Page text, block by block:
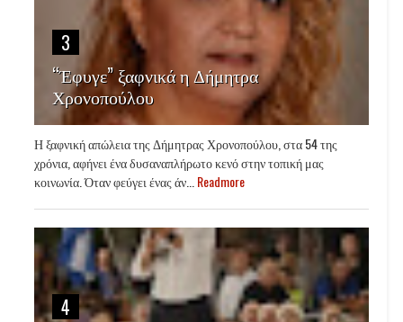
3
“Έφυγε” ξαφνικά η Δήμητρα
Χρονοπούλου
Η ξαφνική απώλεια της Δήμητρας Χρονοπούλου, στα 54 της
χρόνια, αφήνει ένα δυσαναπλήρωτο κενό στην τοπική μας
κοινωνία. Όταν φεύγει ένας άν...Readmore
4